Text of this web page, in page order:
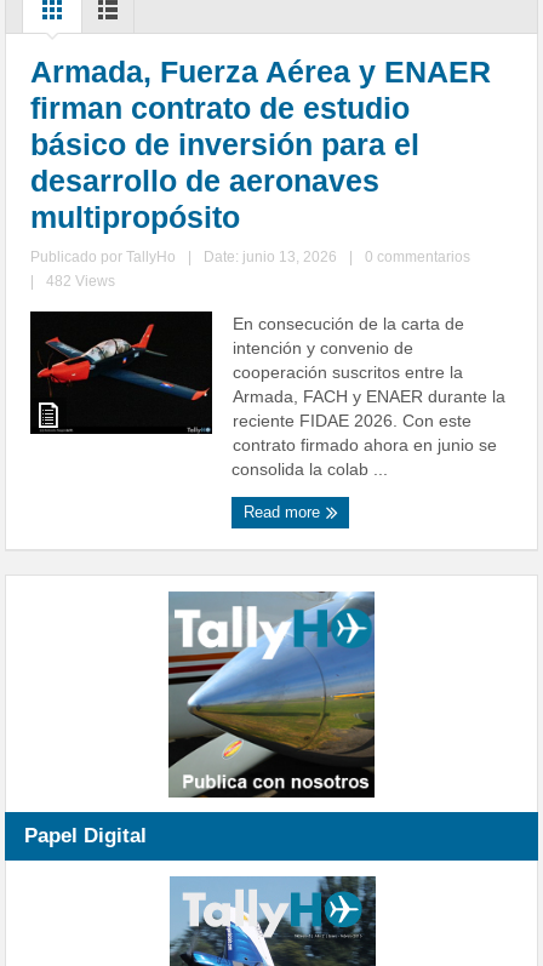
Armada, Fuerza Aérea y ENAER
firman contrato de estudio
básico de inversión para el
desarrollo de aeronaves
multipropósito
Publicado porTallyHo Date: junio 13, 2026
0 commentarios
482 Views
En consecución de la carta de
intención y convenio de
cooperación suscritos entre la
Armada, FACH y ENAER durante la
reciente FIDAE 2026. Con este
contrato firmado ahora en junio se
consolida la colab ...
Read more
Papel Digital